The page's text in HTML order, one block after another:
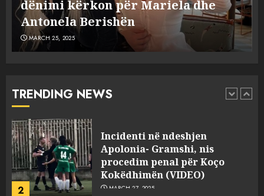
Dumanit flet për PERSONAT që e
plagosën!
MARCH 25, 2025
TRENDING NEWS
5
plagosën!
MARCH 25, 2025
1
Punonjësja e UKT akuzon
pasuri të pajustifikuar
2
Incidenti në ndeshjen
Apolonia- Gramshi, nis
procedim penal për Koço
Kokëdhimën (VIDEO)
MARCH 27, 2025